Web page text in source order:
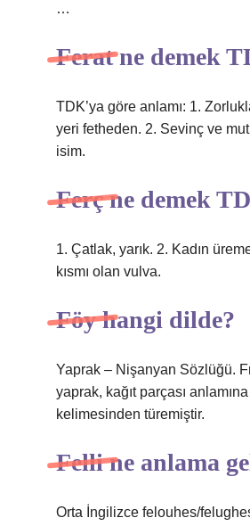
…
Ferat ne demek
TDK’ya göre anlamı: 1.
yeri fetheden. 2. Sevinç ve
isim.
Ferç ne demek
1. Çatlak, yarık. 2. Kadın
kısmı olan vulva.
Föy hangi dilde?
Yaprak – Nişanyan Sözlüğü.
yaprak, kağıt parçası
kelimesinden türemiştir.
Felli ne anlama
Orta İngilizce felouhes/